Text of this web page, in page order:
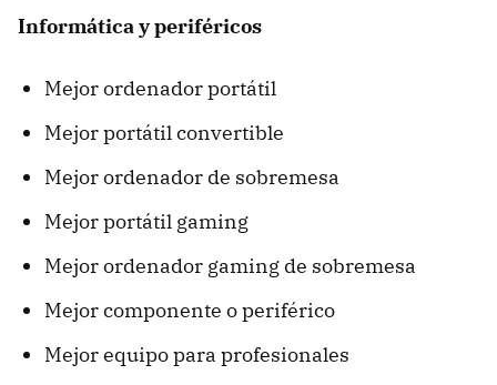
Informática y periféricos
Mejor ordenador portátil
Mejor portátil convertible
Mejor ordenador de sobremesa
Mejor portátil gaming
Mejor ordenador gaming de sobremesa
Mejor componente o periférico
Mejor equipo para profesionales